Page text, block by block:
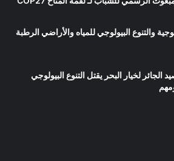
والتنوع البيولوجي للمياه والأراضي الرطبة
الجائر لخيار البحر يقتل التنوع البيولوجي